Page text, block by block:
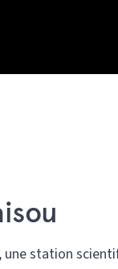
station